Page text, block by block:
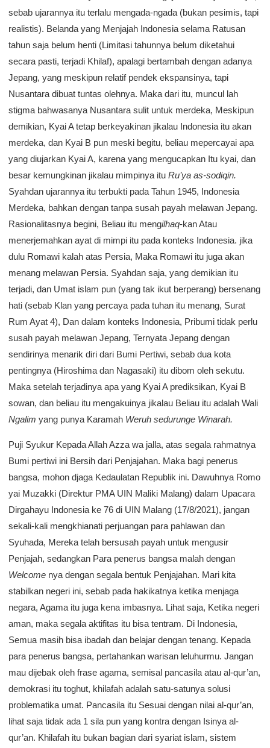
sebab ujarannya itu terlalu mengada-ngada (bukan pesimis, tapi
realistis). Belanda yang Menjajah Indonesia selama Ratusan
tahun saja belum henti (Limitasi tahunnya belum diketahui
secara pasti, terjadi Khilaf), apalagi bertambah dengan adanya
Jepang, yang meskipun relatif pendek ekspansinya, tapi
Nusantara dibuat tuntas olehnya. Maka dari itu, muncul lah
stigma bahwasanya Nusantara sulit untuk merdeka, Meskipun
demikian, Kyai A tetap berkeyakinan jikalau Indonesia itu akan
merdeka, dan Kyai B pun meski begitu, beliau mepercayai apa
yang diujarkan Kyai A, karena yang mengucapkan Itu kyai, dan
besar kemungkinan jikalau mimpinya itu Ru’ya as-sodiqin.
Syahdan ujarannya itu terbukti pada Tahun 1945, Indonesia
Merdeka, bahkan dengan tanpa susah payah melawan Jepang.
Rasionalitasnya begini, Beliau itu mengilhaq-kan Atau
menerjemahkan ayat di mimpi itu pada konteks Indonesia. jika
dulu Romawi kalah atas Persia, Maka Romawi itu juga akan
menang melawan Persia. Syahdan saja, yang demikian itu
terjadi, dan Umat islam pun (yang tak ikut berperang) bersenang
hati (sebab Klan yang percaya pada tuhan itu menang, Surat
Rum Ayat 4), Dan dalam konteks Indonesia, Pribumi tidak perlu
susah payah melawan Jepang, Ternyata Jepang dengan
sendirinya menarik diri dari Bumi Pertiwi, sebab dua kota
pentingnya (Hiroshima dan Nagasaki) itu dibom oleh sekutu.
Maka setelah terjadinya apa yang Kyai A prediksikan, Kyai B
sowan, dan beliau itu mengakuinya jikalau Beliau itu adalah Wali
Ngalim yang punya Karamah Weruh sedurunge Winarah.
Puji Syukur Kepada Allah Azza wa jalla, atas segala rahmatnya
Bumi pertiwi ini Bersih dari Penjajahan. Maka bagi penerus
bangsa, mohon djaga Kedaulatan Republik ini. Dawuhnya Romo
yai Muzakki (Direktur PMA UIN Maliki Malang) dalam Upacara
Dirgahayu Indonesia ke 76 di UIN Malang (17/8/2021), jangan
sekali-kali mengkhianati perjuangan para pahlawan dan
Syuhada, Mereka telah bersusah payah untuk mengusir
Penjajah, sedangkan Para penerus bangsa malah dengan
Welcome nya dengan segala bentuk Penjajahan. Mari kita
stabilkan negeri ini, sebab pada hakikatnya ketika menjaga
negara, Agama itu juga kena imbasnya. Lihat saja, Ketika negeri
aman, maka segala aktifitas itu bisa tentram. Di Indonesia,
Semua masih bisa ibadah dan belajar dengan tenang. Kepada
para penerus bangsa, pertahankan warisan leluhurmu. Jangan
mau dijebak oleh frase agama, semisal pancasila atau al-qur’an,
demokrasi itu toghut, khilafah adalah satu-satunya solusi
problematika umat. Pancasila itu Sesuai dengan nilai al-qur’an,
lihat saja tidak ada 1 sila pun yang kontra dengan Isinya al-
qur’an. Khilafah itu bukan bagian dari syariat islam, sistem